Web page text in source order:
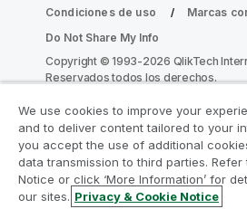
Condiciones de uso
Marcas
Do Not Share My Info
Copyright © 1993-2026 QlikTech
Reservados todos los derechos.
Únase al Programa de
la analítica
Modernícese sin comprometer sus
We use cookies to improve your
and to deliver content tailored to your
you accept the use of additional
data transmission to third parties.
Notice or click ‘More Information’ for
our sites. Privacy & Cookie Notice